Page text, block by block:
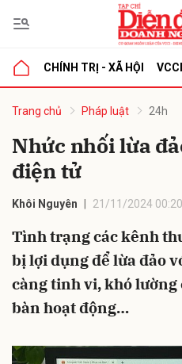
CHÍNH TRỊ - XÃ HỘI VCCI
Trang chủ Pháp luật 24h
Nhức nhối lừa
điện tử
Khôi Nguyên 21/11/2024 00:20
Tình trạng các kênh
bị lợi dụng để lừa đảo
càng tinh vi, khó lường
bàn hoạt động…
luận